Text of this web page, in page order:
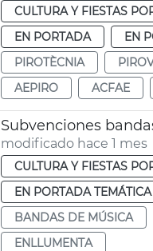
CULTURA Y FIESTAS
EN PORTADA
EN
PIROTÈCNIA
AEPIRO
ACFAE
Subvenciones
modificado hace 1 mes
CULTURA Y FIESTAS
EN PORTADA TEMÁTICA
BANDAS DE MÚSICA
ENLLUMENTA